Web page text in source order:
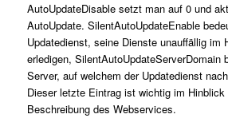
AutoUpdateDisable setzt man auf 0 und
AutoUpdate. SilentAutoUpdateEnable
Updatedienst, seine Dienste unauffällig im
erledigen, SilentAutoUpdateServerDomain
Server, auf welchem der Updatedienst
Dieser letzte Eintrag ist wichtig im Hinblick
Beschreibung des Webservices.